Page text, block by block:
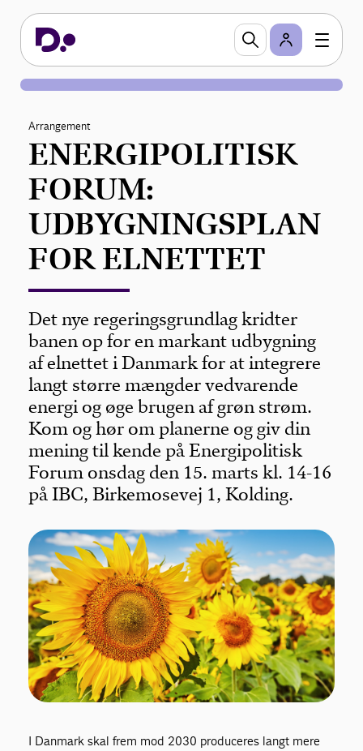
Arrangement
ENERGIPOLITISK
FORUM:
UDBYGNINGSPLAN
FOR ELNETTET
Det nye regeringsgrundlag kridter
banen op for en markant udbygning
af elnettet i Danmark for at integrere
langt større mængder vedvarende
energi og øge brugen af grøn strøm.
Kom og hør om planerne og giv din
mening til kende på Energipolitisk
Forum onsdag den 15. marts kl. 14-16
på IBC, Birkemosevej 1, Kolding.
I Danmark skal frem mod 2030 produceres langt mere